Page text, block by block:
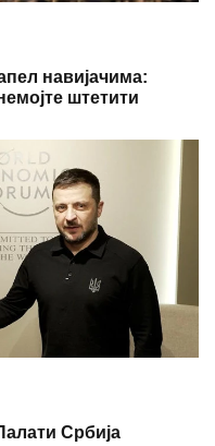
навијачима:
штетити
Србија